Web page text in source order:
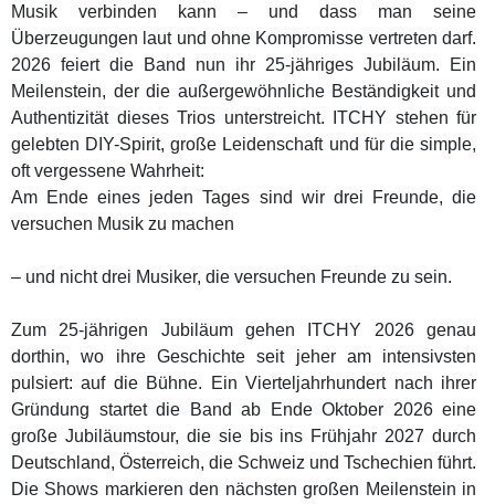
Musik verbinden kann – und dass man seine
Überzeugungen laut und ohne Kompromisse vertreten darf.
2026 feiert die Band nun ihr 25-jähriges Jubiläum. Ein
Meilenstein, der die außergewöhnliche Beständigkeit und
Authentizität dieses Trios unterstreicht. ITCHY stehen für
gelebten DIY-Spirit, große Leidenschaft und für die simple,
oft vergessene Wahrheit:
Am Ende eines jeden Tages sind wir drei Freunde, die
versuchen Musik zu machen
– und nicht drei Musiker, die versuchen Freunde zu sein.
Zum 25-jährigen Jubiläum gehen ITCHY 2026 genau
dorthin, wo ihre Geschichte seit jeher am intensivsten
pulsiert: auf die Bühne. Ein Vierteljahrhundert nach ihrer
Gründung startet die Band ab Ende Oktober 2026 eine
große Jubiläumstour, die sie bis ins Frühjahr 2027 durch
Deutschland, Österreich, die Schweiz und Tschechien führt.
Die Shows markieren den nächsten großen Meilenstein in